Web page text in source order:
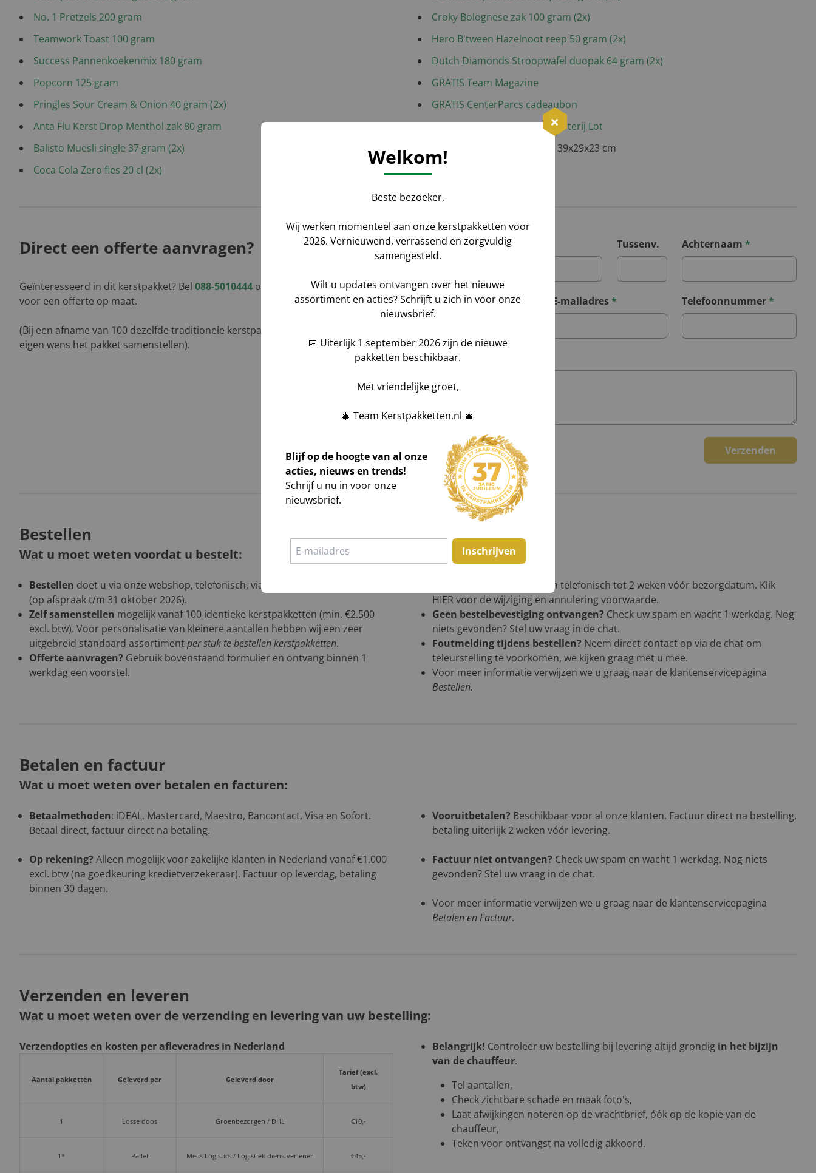
No. 1 Pretzels 200 gram
Teamwork Toast 100 gram
Success Pannenkoekenmix 180 gram
Popcorn 125 gram
Pringles Sour Cream & Onion 40 gram (2x)
Anta Flu Kerst Drop Menthol zak 80 gram
Balisto Muesli single 37 gram (2x)
Coca Cola Zero fles 20 cl (2x)
Croky Bolognese zak 100 gram (2x)
Hero B'tween Hazelnoot reep 50 gram (2x)
Dutch Diamonds Stroopwafel duopak 64 gram (2x)
GRATIS Team Magazine
GRATIS CenterParcs cadeaubon
GRATIS Kanjerlot Postcode Loterij Lot
Feestelijke kerstdoos C232, 39x29x23 cm
Direct een offerte aanvragen?
Geïnteresseerd in dit kerstpakket? Bel 088-5010444 of laat uw gegevens achter
voor een offerte op maat.
(Bij een afname van 100 dezelfde traditionele kerstpakketten kunt u geheel naar
eigen wens het pakket samenstellen).
Aantal* Voornaam Tussenv. Achternaam *
Bedrijfsnaam E-mailadres* Telefoonnummer*
Bericht
Verzenden
Bestellen
Wat u moet weten voordat u bestelt:
Bestellen doet u via onze webshop, telefonisch, via een offerte of in showroom
(op afspraak t/m 31 oktober 2026).
Zelf samenstellen mogelijk vanaf 100 identieke kerstpakketten (min. €2.500
excl. btw). Voor personalisatie van kleinere aantallen hebben wij een zeer
uitgebreid standaard assortimentper stuk te bestellen kerstpakketten.
Offerte aanvragen? Gebruik bovenstaand formulier en ontvang binnen 1
werkdag een voorstel.
Alleen telefonisch tot 2 weken vóór bezorgdatum. Klik
HIERvoor de wijziging en annulering voorwaarde.
Geen bestelbevestiging ontvangen? Check uw spam en wacht 1 werkdag. Nog
niets gevonden? Stel uw vraag in de chat.
Foutmelding tijdens bestellen? Neem direct contact op via de chat om
teleurstelling te voorkomen, we kijken graag met u mee.
Voor meer informatie verwijzen we u graag naar de klantenservicepagina
Bestellen.
Betalen en factuur
Wat u moet weten over betalen en facturen:
Betaalmethoden: iDEAL, Mastercard, Maestro, Bancontact, Visa en Sofort.
Betaal direct, factuur direct na betaling.
Op rekening? Alleen mogelijk voor zakelijke klanten in Nederland vanaf €1.000
excl. btw (na goedkeuring kredietverzekeraar). Factuur op leverdag, betaling
binnen 30 dagen.
Vooruitbetalen? Beschikbaar voor al onze klanten. Factuur direct na bestelling,
betaling uiterlijk 2 weken vóór levering.
Factuur niet ontvangen? Check uw spam en wacht 1 werkdag. Nog niets
gevonden? Stel uw vraag in de chat.
Voor meer informatie verwijzen we u graag naar de klantenservicepagina
Betalen en Factuur.
Verzenden en leveren
Wat u moet weten over de verzending en levering van uw bestelling:
Verzendopties en kosten per afleveradres in Nederland
Aantal pakketten Geleverd per Geleverd door
Tarief (excl.
btw)
1 Losse doos Groenbezorgen / DHL €10,-
1* Pallet Melis Logistics / Logistiek dienstverlener €45,-
Belangrijk! Controleer uw bestelling bij levering altijd grondig in het bijzijn
van de chauffeur.
Tel aantallen,
Check zichtbare schade en maak foto's,
Laat afwijkingen noteren op de vrachtbrief, óók op de kopie van de
chauffeur,
Teken voor ontvangst na volledig akkoord.
Welkom!
Beste bezoeker,
Wij werken momenteel aan onze kerstpakketten voor
2026. Vernieuwend, verrassend en zorgvuldig
samengesteld.
Wilt u updates ontvangen over het nieuwe
assortiment en acties? Schrijft u zich in voor onze
nieuwsbrief.
📅 Uiterlijk 1 september 2026 zijn de nieuwe
pakketten beschikbaar.
Met vriendelijke groet,
🎄 Team Kerstpakketten.nl 🎄
Blijf op de hoogte van al onze
acties, nieuws en trends!
Schrijf u nu in voor onze
nieuwsbrief.
Inschrijven